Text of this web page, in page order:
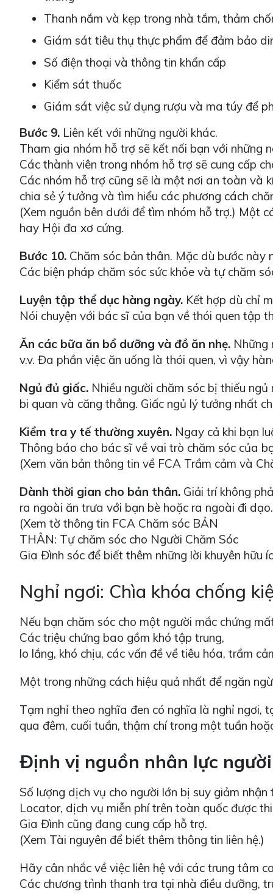
Thanh nắm và kẹp trong nhà tắm, thảm
Giám sát tiêu thụ thực phẩm để đảm bảo
Số điện thoại và thông tin khẩn cấp
Kiểm sát thuốc
Giám sát việc sử dụng rượu và ma túy để
Bước 9. Liên kết với những người khác.
Tham gia nhóm hỗ trợ sẽ kết nối bạn với những
Các thành viên trong nhóm hỗ trợ sẽ cung cấp
Các nhóm hỗ trợ cũng sẽ là một nơi an toàn và
chia sẻ ý tưởng và tìm hiểu các phương cách
(Xem nguồn bên dưới để tìm nhóm hỗ trợ.) Một
hay Hội đa xơ cứng.
Bước 10. Chăm sóc bản thân. Mặc dù bước này
Các biện pháp chăm sóc sức khỏe và tự chăm
Luyện tập thể dục hàng ngày. Kết hợp dù chỉ
Nói chuyện với bác sĩ của bạn về thói quen tập
Ăn các bữa ăn bổ dưỡng và đồ ăn nhẹ. Những
v.v. Đa phần việc ăn uống là thói quen, vì vậy
Ngủ đủ giấc. Nhiều người chăm sóc bị thiếu
bi quan và căng thẳng. Giấc ngủ lý tưởng nhất
Kiểm tra y tế thường xuyên. Ngay cả khi bạn
Thông báo cho bác sĩ về vai trò chăm sóc của
(Xem văn bản thông tin về FCA Trầm cảm và
Dành thời gian cho bản thân. Giải trí không
ra ngoài ăn trưa với bạn bè hoặc ra ngoài đi dạo.
(Xem tờ thông tin FCA Chăm sóc BẢN
THÂN: Tự chăm sóc cho Người Chăm Sóc
Gia Đình sóc để biết thêm những lời khuyên hữu
Nghỉ ngơi: Chìa khóa chống
Nếu bạn chăm sóc cho một người mắc chứng
Các triệu chứng bao gồm khó tập trung,
lo lắng, khó chịu, các vấn đề về tiêu hóa, trầm
Một trong những cách hiệu quả nhất để ngăn
Tạm nghỉ theo nghĩa đen có nghĩa là nghỉ ngơi,
qua đêm, cuối tuần, thậm chí trong một tuần
Định vị nguồn nhân lực
Số lượng dịch vụ cho người lớn bị suy giảm
Locator, dịch vụ miễn phí trên toàn quốc được
Gia Đình cũng đang cung cấp hỗ trợ.
(Xem Tài nguyên để biết thêm thông tin liên hệ.)
Hãy cân nhắc về việc liên hệ với các trung tâm
Các chương trình thanh tra tại nhà điều dưỡng,